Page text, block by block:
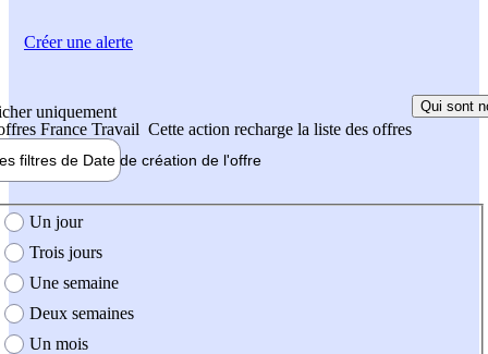
uniquement
France Travail Cette action recharge la liste des offres
Qui sont
filtres de Date de création de l'offre
création de l'offre
Un jour
Trois jours
Une semaine
Deux semaines
Un mois
Créer une alerte